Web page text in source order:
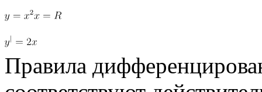
Правила